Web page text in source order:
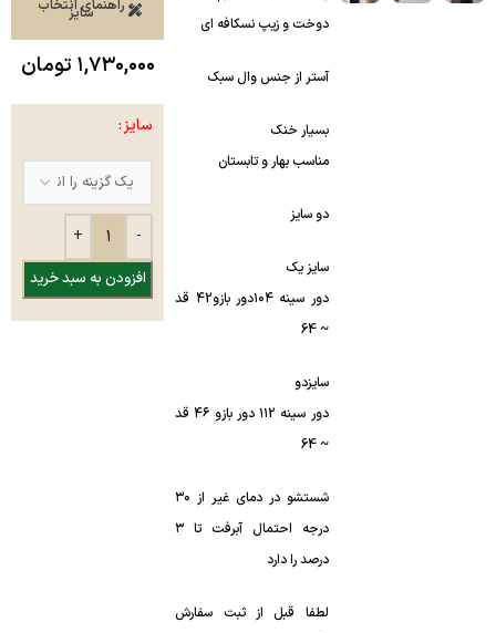
دوخت و زیپ نسکافه ای
آستر از جنس وال سبک
بسیار خنک
مناسب بهار و تابستان
دو سایز
سایز یک
دور سینه ۱۰۴دور بازو۴2 قد
~ 64
سایزدو
دور سینه ۱۱2 دور بازو ۴۶ قد
~ 64
شستشو در دمای غیر از ۳۰
درجه احتمال آبرفت تا ۳
درصد را دارد
لطفا قبل از ثبت سفارش
راهنمای انتخاب
سایز
۱,۷۳۰,۰۰۰ تومان
سایز
افزودن به سبد خرید